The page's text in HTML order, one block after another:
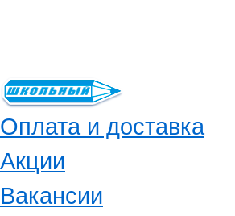
Оплата и доставка
Акции
Вакансии